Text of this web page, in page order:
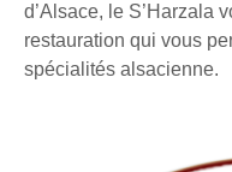
d’Alsace, le S’Harzala
restauration qui vous
spécialités alsacienne.